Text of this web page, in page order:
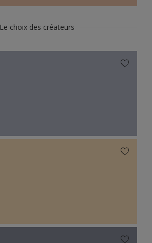
Le choix des créateurs